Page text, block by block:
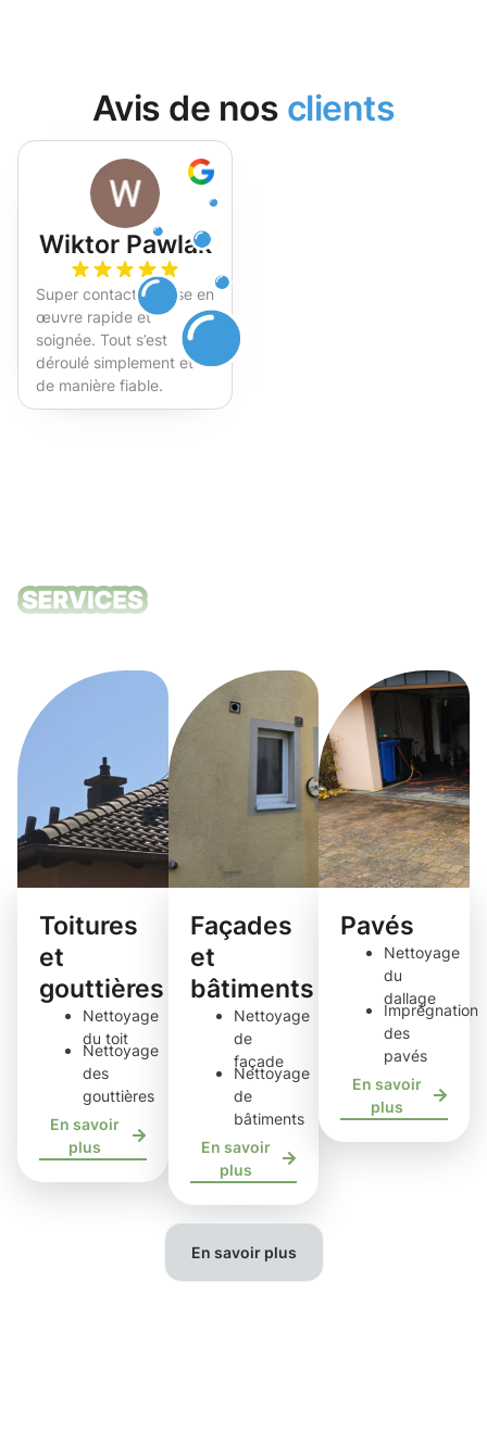
Avis de nos clients
Wiktor Pawlak
Super contact et mise en
œuvre rapide et
soignée. Tout s’est
déroulé simplement et
de manière fiable.
Fortement recommandé !
Toitures
et
gouttières
Nettoyage
du toit
Nettoyage
des
gouttières
En savoir
plus
Façades
et
bâtiments
Nettoyage
de
façade
Nettoyage
de
bâtiments
En savoir
plus
Pavés
Nettoyage
du
dallage
Imprégnation
des
pavés
En savoir
plus
En savoir plus